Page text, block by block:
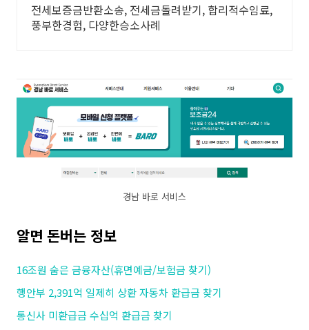
전세보증금반환소송, 전세금돌려받기, 합리적수임료,
풍부한경험, 다양한승소사례
경남 바로 서비스
알면 돈버는 정보
16조원 숨은 금융자산(휴면예금/보험금 찾기)
행안부 2,391억 일제히 상환 자동차 환급금 찾기
통신사 미환급금 수십억 환급금 찾기